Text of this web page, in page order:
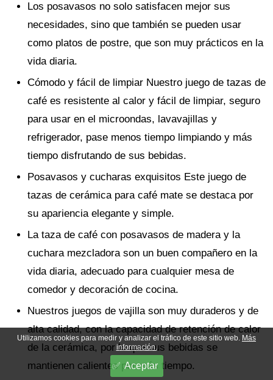
Los posavasos no solo satisfacen mejor sus
necesidades, sino que también se pueden usar
como platos de postre, que son muy prácticos en la
vida diaria.
Cómodo y fácil de limpiar Nuestro juego de tazas de
café es resistente al calor y fácil de limpiar, seguro
para usar en el microondas, lavavajillas y
refrigerador, pase menos tiempo limpiando y más
tiempo disfrutando de sus bebidas.
Posavasos y cucharas exquisitos Este juego de
tazas de cerámica para café mate se destaca por
su apariencia elegante y simple.
La taza de café con posavasos de madera y la
cuchara mezcladora son un buen compañero en la
vida diaria, adecuado para cualquier mesa de
comedor y decoración de cocina.
Nuestros juegos de vajilla son muy duraderos y de
alta calidad, con la capacidad de retención de calor
de la cerámica, por lo que sus bebidas se
mantienen calientes por más tiempo.
Utilizamos cookies para medir y analizar el tráfico de este sitio web. Más
información.
Aceptar